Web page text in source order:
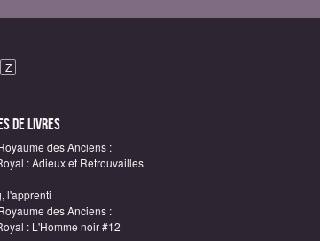
Z
de Livres
des Anciens :
: Adieux et Retrouvailles
l'apprenti
des Anciens :
: L'Homme noir #12